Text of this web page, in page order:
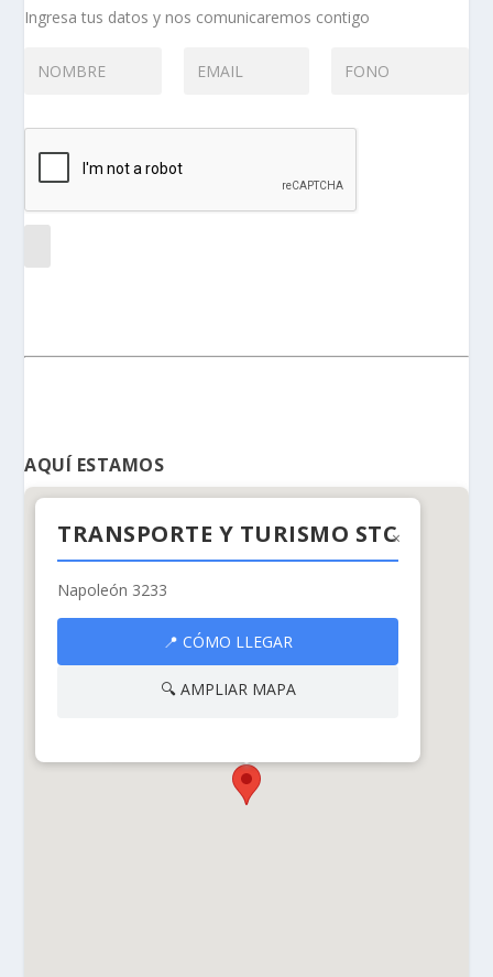
Ingresa tus datos y nos comunicaremos contigo
AQUÍ ESTAMOS
×
TRANSPORTE Y TURISMO STC
Napoleón 3233
📍 CÓMO LLEGAR
🔍 AMPLIAR MAPA
TRANSPORTE Y
TURISMO STC
Napoleón 3233, Las Condes, Región